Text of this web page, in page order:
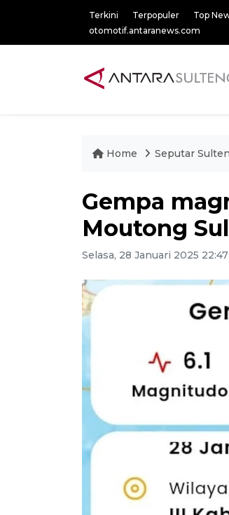
Terkini Terpopuler Top
otomotif.antaranews.com
Home Seputar
Gempa
Moutong
Selasa, 28 Januari 2025